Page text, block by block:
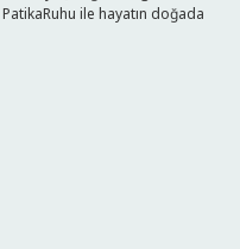
ile hayatın doğada